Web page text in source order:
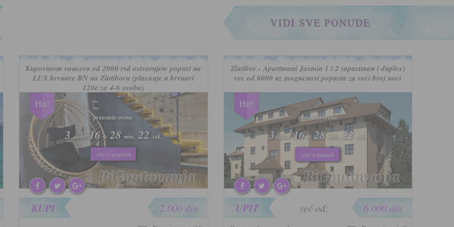
VIDI SVE PONUDE
Kupovinom vaucera od 2000 rsd ostvarujete popust na
LUX brvnare BN na Zlatiboru (placanje u brvnari
120e za 4-6 osoba)
Hit!
preostalo vreme
3dana 16h 28 min. 19 sek.
više o popustu
preostalo vreme
3dana 16h 28 min. 19 sek.
više o popustu
KUPI 2.000 din
Zlatibor - Apartmani Jasmin 1 i 2 (apartman i duplex)
vec od 6000 uz mogucnost popusta za veci broj noci
Hit!
preostalo vreme
3dana 16h 28min. 19sek.
više o popustu
više o ponudi
UPIT već od: 6.000 din